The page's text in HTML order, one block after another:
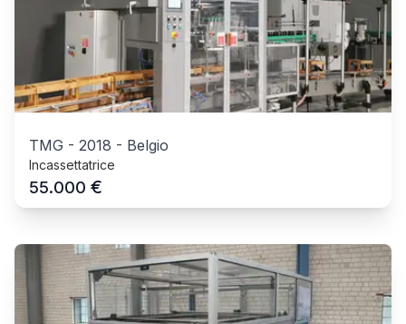
TMG - 2018 - Belgio
Incassettatrice
55.000 €